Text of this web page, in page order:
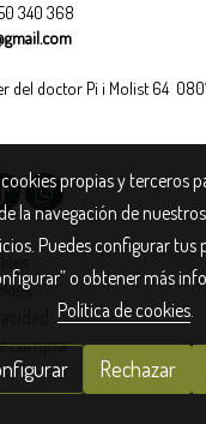
340 368
del doctor Pi i Molist 64
compra
propias y terceros
la navegación de
Puedes configurar tus
o obtener más
Política de cookies.
Rechazar